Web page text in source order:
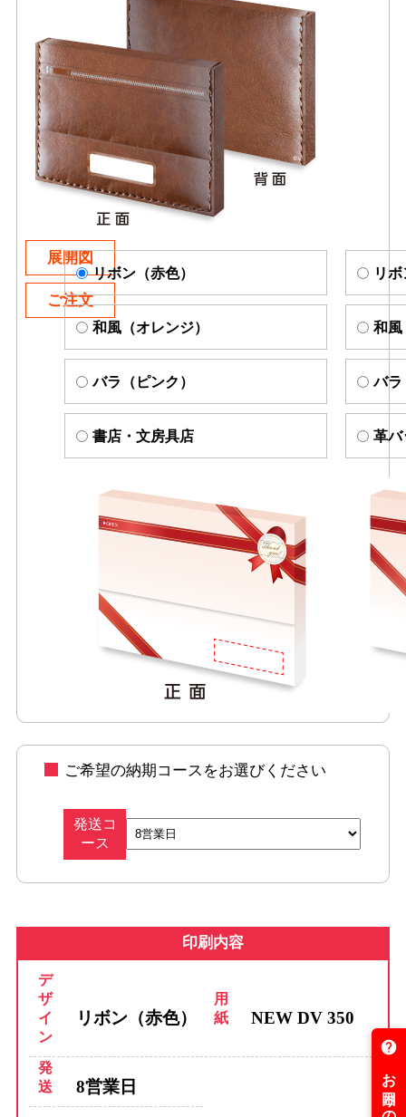
展開図
ご注文
リボン（赤色） リ
和風（オレンジ） 和風
バラ（ピンク） バラ
書店・文房具店 革バ
ご希望の納期コースをお選びください
発送コ
ース
印刷内容
デ
ザ
イ
ン
リボン（赤色）
用
紙
NEW DV 350
発
送
8営業日